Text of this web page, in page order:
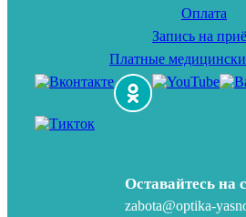
Оплата
Запись на
Платные
Оставайтесь на
zabota@optika-